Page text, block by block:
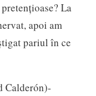
La
apoi am
pariul în ce
Calderón)-